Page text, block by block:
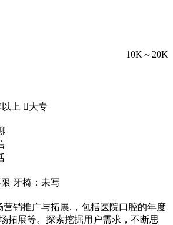
10K～20K
上 大专
牙椅：未写
营销推广与拓展.，包括医院口腔的年度
拓展等。探索挖掘用户需求，不断思